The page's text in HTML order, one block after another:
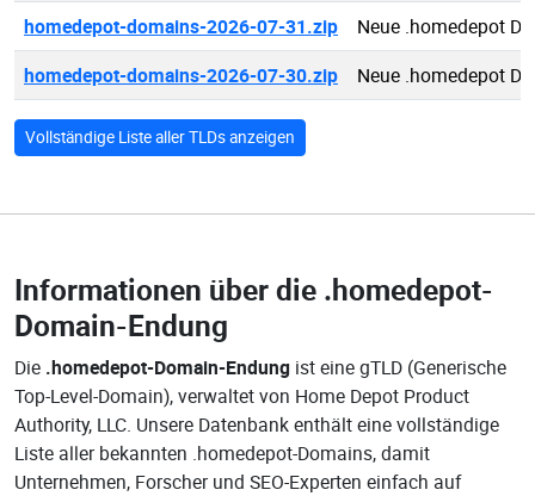
homedepot-domains-2026-07-31.zip
Neue .homedepot
homedepot-domains-2026-07-30.zip
Neue .homedepot
Vollständige Liste aller TLDs anzeigen
Informationen über die .homedepot-
Domain-Endung
Die .homedepot-Domain-Endung ist eine gTLD (Generische
Top-Level-Domain), verwaltet von Home Depot Product
Authority, LLC. Unsere Datenbank enthält eine vollständige
Liste aller bekannten .homedepot-Domains, damit
Unternehmen, Forscher und SEO-Experten einfach auf